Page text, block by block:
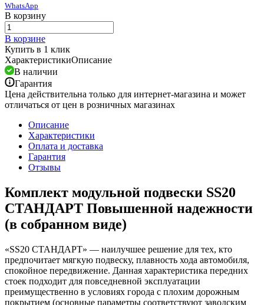
WhatsApp
В корзину
В корзине
Купить в 1 клик
ХарактеристикиОписание
В наличии
Гарантия
Цена действительна только для интернет-магазина и может
отличаться от цен в розничных магазинах
Описание
Характеристики
Оплата и доставка
Гарантия
Отзывы
Комплект модульной подвески SS20
СТАНДАРТ Повышенной надежности
(в собранном виде)
«SS20 СТАНДАРТ» — наилучшее решение для тех, кто
предпочитает мягкую подвеску, плавность хода автомобиля,
спокойное передвижение. Данная характеристика передних
стоек подходит для повседневной эксплуатации
преимущественно в условиях города с плохим дорожным
покрытием (основные параметры соответствуют заводским